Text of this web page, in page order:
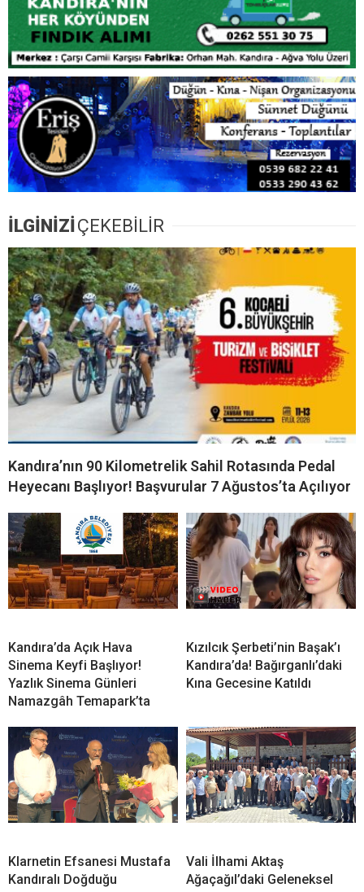
İLGİNİZİ ÇEKEBİLİR
Kandıra’nın 90 Kilometrelik Sahil Rotasında Pedal
Heyecanı Başlıyor! Başvurular 7 Ağustos’ta Açılıyor
Kandıra’da Açık Hava
Sinema Keyfi Başlıyor!
Yazlık Sinema Günleri
Namazgâh Temapark’ta
Kızılcık Şerbeti’nin Başak’ı
Kandıra’da! Bağırganlı’daki
Kına Gecesine Katıldı
Klarnetin Efsanesi Mustafa
Kandıralı Doğduğu
Vali İlhami Aktaş
Ağaçağıl’daki Geleneksel